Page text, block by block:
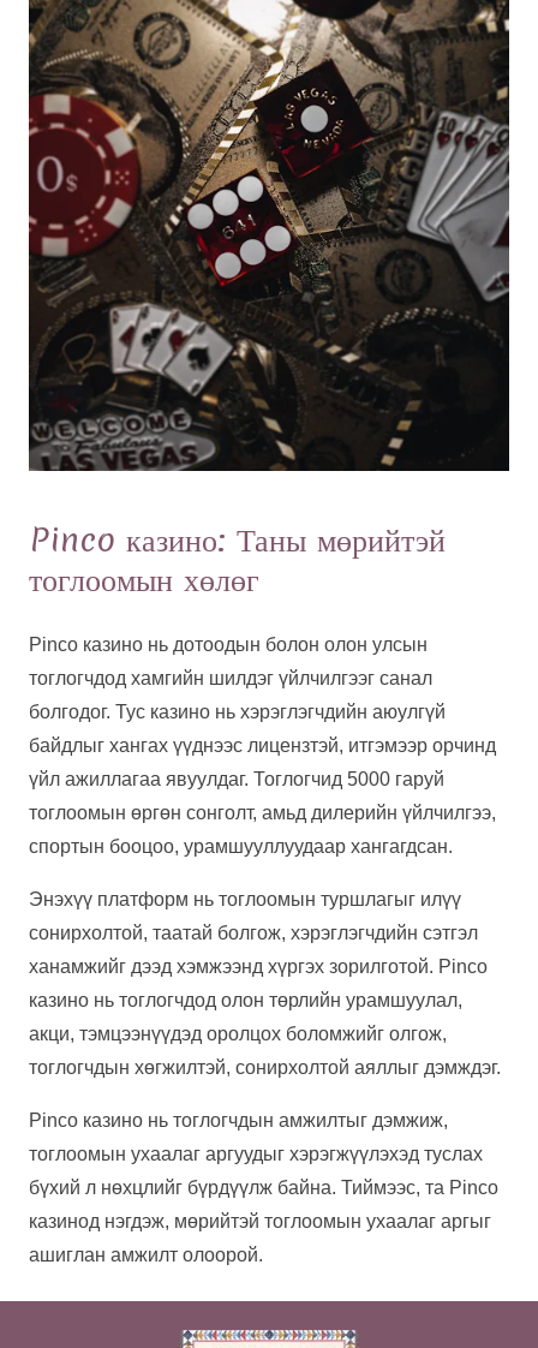
Pinco казино: Таны мөрийтэй
тоглоомын хөлөг
Pinco казино нь дотоодын болон олон улсын
тоглогчдод хамгийн шилдэг үйлчилгээг санал
болгодог. Тус казино нь хэрэглэгчдийн аюулгүй
байдлыг хангах үүднээс лицензтэй, итгэмээр орчинд
үйл ажиллагаа явуулдаг. Тоглогчид 5000 гаруй
тоглоомын өргөн сонголт, амьд дилерийн үйлчилгээ,
спортын бооцоо, урамшууллуудаар хангагдсан.
Энэхүү платформ нь тоглоомын туршлагыг илүү
сонирхолтой, таатай болгож, хэрэглэгчдийн сэтгэл
ханамжийг дээд хэмжээнд хүргэх зорилготой. Pinco
казино нь тоглогчдод олон төрлийн урамшуулал,
акци, тэмцээнүүдэд оролцох боломжийг олгож,
тоглогчдын хөгжилтэй, сонирхолтой аяллыг дэмждэг.
Pinco казино нь тоглогчдын амжилтыг дэмжиж,
тоглоомын ухаалаг аргуудыг хэрэгжүүлэхэд туслах
бүхий л нөхцлийг бүрдүүлж байна. Тиймээс, та Pinco
казинод нэгдэж, мөрийтэй тоглоомын ухаалаг аргыг
ашиглан амжилт олоорой.